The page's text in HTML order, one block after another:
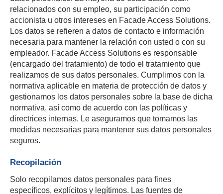
relacionados con su empleo, su participación como
accionista u otros intereses en Facade Access Solutions.
Los datos se refieren a datos de contacto e información
necesaria para mantener la relación con usted o con su
empleador. Facade Access Solutions es responsable
(encargado del tratamiento) de todo el tratamiento que
realizamos de sus datos personales. Cumplimos con la
normativa aplicable en materia de protección de datos y
gestionamos los datos personales sobre la base de dicha
normativa, así como de acuerdo con las políticas y
directrices internas. Le aseguramos que tomamos las
medidas necesarias para mantener sus datos personales
seguros.
Recopilación
Solo recopilamos datos personales para fines
específicos, explícitos y legítimos. Las fuentes de